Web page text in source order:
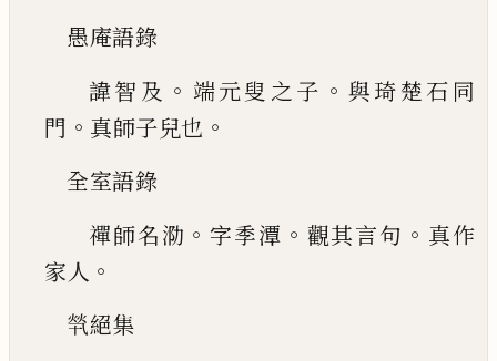
愚庵語錄
諱智及 。 端元叟之子 。 與琦楚石同
門 。 真師子兒也 。
全室語錄
禪師名泐 。 字季潭 。 觀其言句 。 真作
家人 。
㷀絕集